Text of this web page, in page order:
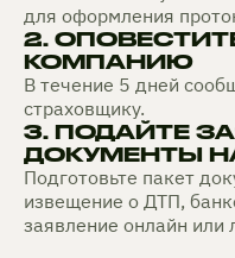
для оформления
2.
КОМПАНИЮ
В течение 5 дней
страховщику.
3. ПОДАЙТЕ
ДОКУМЕНТЫ
Подготовьте пакет
извещение о ДТП,
заявление онлайн или